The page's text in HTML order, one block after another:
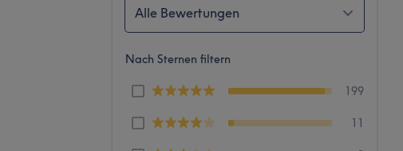
Alle Bewertungen
Nach Sternen filtern
199
11